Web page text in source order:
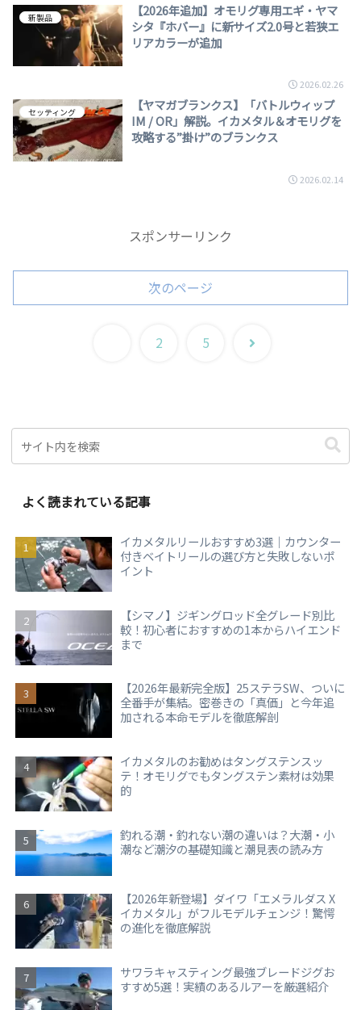
新製品
【2026年追加】オモリグ専用エギ・ヤマ
シタ『ホバー』に新サイズ2.0号と若狭エ
リアカラーが追加
2026.02.26
セッティング
【ヤマガブランクス】「バトルウィップ
IM / OR」解説。イカメタル＆オモリグを
攻略する”掛け”のブランクス
2026.02.14
スポンサーリンク
次のページ
2 5
次
よく読まれている記事
イカメタルリールおすすめ3選｜カウンター
付きベイトリールの選び方と失敗しないポ
イント
【シマノ】ジギングロッド全グレード別比
較！初心者におすすめの1本からハイエンド
まで
【2026年最新完全版】25ステラSW、ついに
全番手が集結。密巻きの「真価」と今年追
加される本命モデルを徹底解剖
イカメタルのお勧めはタングステンスッ
テ！オモリグでもタングステン素材は効果
的
釣れる潮・釣れない潮の違いは？大潮・小
潮など潮汐の基礎知識と潮見表の読み方
【2026年新登場】ダイワ「エメラルダス X
イカメタル」がフルモデルチェンジ！驚愕
の進化を徹底解説
サワラキャスティング最強ブレードジグお
すすめ5選！実績のあるルアーを厳選紹介